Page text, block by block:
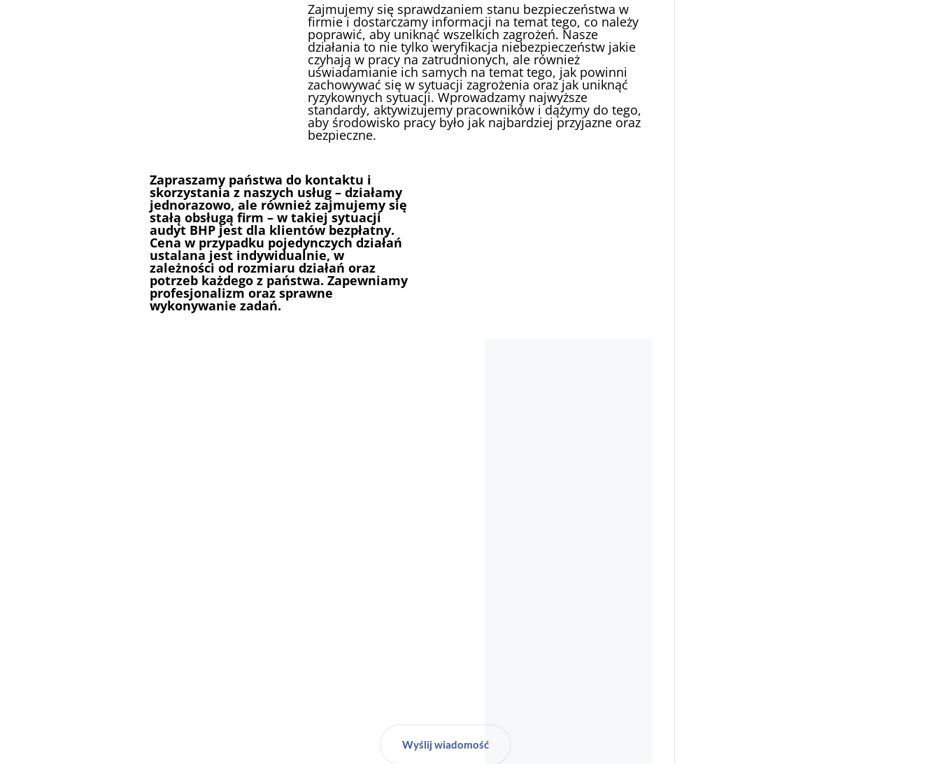
Zajmujemy się sprawdzaniem stanu bezpieczeństwa w
firmie i dostarczamy informacji na temat tego, co należy
poprawić, aby uniknąć wszelkich zagrożeń. Nasze
działania to nie tylko weryfikacja niebezpieczeństw jakie
czyhają w pracy na zatrudnionych, ale również
uświadamianie ich samych na temat tego, jak powinni
zachowywać się w sytuacji zagrożenia oraz jak uniknąć
ryzykownych sytuacji. Wprowadzamy najwyższe
standardy, aktywizujemy pracowników i dążymy do tego,
aby środowisko pracy było jak najbardziej przyjazne oraz
bezpieczne.
Zapraszamy państwa do kontaktu i
skorzystania z naszych usług – działamy
jednorazowo, ale również zajmujemy się
stałą obsługą firm – w takiej sytuacji
audyt BHP jest dla klientów bezpłatny.
Cena w przypadku pojedynczych działań
ustalana jest indywidualnie, w
zależności od rozmiaru działań oraz
potrzeb każdego z państwa. Zapewniamy
profesjonalizm oraz sprawne
wykonywanie zadań.
Wyślij wiadomość